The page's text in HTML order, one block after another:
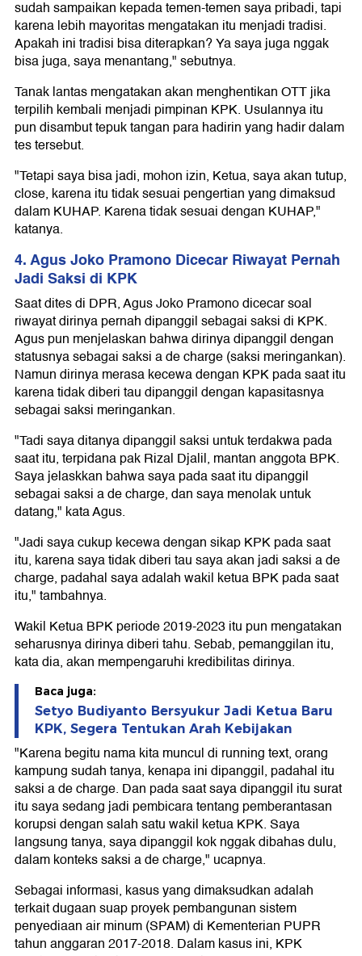
sudah sampaikan kepada temen-temen saya pribadi, tapi
karena lebih mayoritas mengatakan itu menjadi tradisi.
Apakah ini tradisi bisa diterapkan? Ya saya juga nggak
bisa juga, saya menantang," sebutnya.
Tanak lantas mengatakan akan menghentikan OTT jika
terpilih kembali menjadi pimpinan KPK. Usulannya itu
pun disambut tepuk tangan para hadirin yang hadir dalam
tes tersebut.
"Tetapi saya bisa jadi, mohon izin, Ketua, saya akan tutup,
close, karena itu tidak sesuai pengertian yang dimaksud
dalam KUHAP. Karena tidak sesuai dengan KUHAP,"
katanya.
4. Agus Joko Pramono Dicecar Riwayat Pernah
Jadi Saksi di KPK
Saat dites di DPR, Agus Joko Pramono dicecar soal
riwayat dirinya pernah dipanggil sebagai saksi di KPK.
Agus pun menjelaskan bahwa dirinya dipanggil dengan
statusnya sebagai saksi a de charge (saksi meringankan).
Namun dirinya merasa kecewa dengan KPK pada saat itu
karena tidak diberi tau dipanggil dengan kapasitasnya
sebagai saksi meringankan.
"Tadi saya ditanya dipanggil saksi untuk terdakwa pada
saat itu, terpidana pak Rizal Djalil, mantan anggota BPK.
Saya jelaskkan bahwa saya pada saat itu dipanggil
sebagai saksi a de charge, dan saya menolak untuk
datang," kata Agus.
"Jadi saya cukup kecewa dengan sikap KPK pada saat
itu, karena saya tidak diberi tau saya akan jadi saksi a de
charge, padahal saya adalah wakil ketua BPK pada saat
itu," tambahnya.
Wakil Ketua BPK periode 2019-2023 itu pun mengatakan
seharusnya dirinya diberi tahu. Sebab, pemanggilan itu,
kata dia, akan mempengaruhi kredibilitas dirinya.
Baca juga:
Setyo Budiyanto Bersyukur Jadi Ketua Baru
KPK, Segera Tentukan Arah Kebijakan
"Karena begitu nama kita muncul di running text, orang
kampung sudah tanya, kenapa ini dipanggil, padahal itu
saksi a de charge. Dan pada saat saya dipanggil itu surat
itu saya sedang jadi pembicara tentang pemberantasan
korupsi dengan salah satu wakil ketua KPK. Saya
langsung tanya, saya dipanggil kok nggak dibahas dulu,
dalam konteks saksi a de charge," ucapnya.
Sebagai informasi, kasus yang dimaksudkan adalah
terkait dugaan suap proyek pembangunan sistem
penyediaan air minum (SPAM) di Kementerian PUPR
tahun anggaran 2017-2018. Dalam kasus ini, KPK